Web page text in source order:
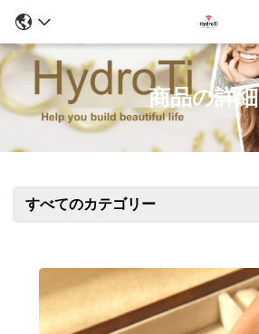
商品の詳細
すべてのカテゴリー